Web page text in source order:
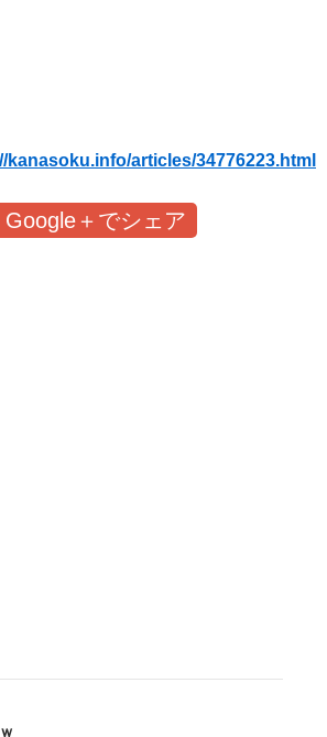
kanasoku.info/articles/34776223.html
Google＋でシェア